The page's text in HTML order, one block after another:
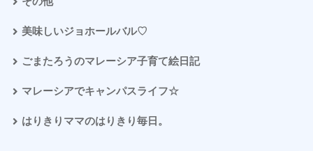
美味しいジョホールバル♡
ごまたろうのマレーシア子育て絵日記
マレーシアでキャンパスライフ☆
はりきりママのはりきり毎日。